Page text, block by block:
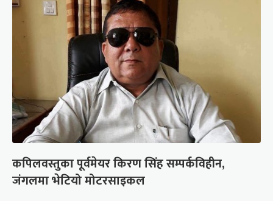
कपिलवस्तुका पूर्वमेयर किरण सिंह सम्पर्कविहीन,
जंगलमा भेटियो मोटरसाइकल